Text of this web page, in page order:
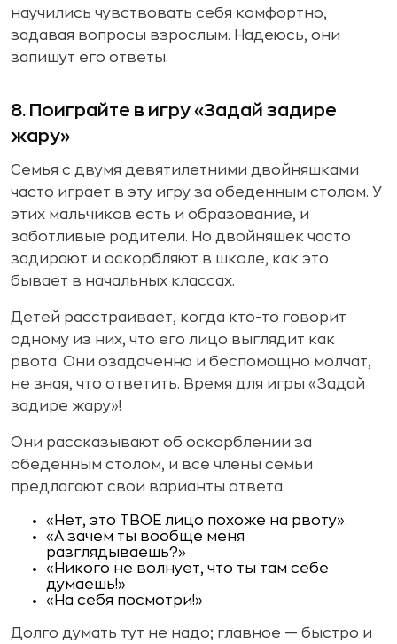
научились чувствовать себя комфортно,
задавая вопросы взрослым. Надеюсь, они
запишут его ответы.
8. Поиграйте в игру «Задай задире
жару»
Семья с двумя девятилетними двойняшками
часто играет в эту игру за обеденным столом. У
этих мальчиков есть и образование, и
заботливые родители. Но двойняшек часто
задирают и оскорбляют в школе, как это
бывает в начальных классах.
Детей расстраивает, когда кто-то говорит
одному из них, что его лицо выглядит как
рвота. Они озадаченно и беспомощно молчат,
не зная, что ответить. Время для игры «Задай
задире жару»!
Они рассказывают об оскорблении за
обеденным столом, и все члены семьи
предлагают свои варианты ответа.
«Нет, это ТВОЕ лицо похоже на рвоту».
«А зачем ты вообще меня
разглядываешь?»
«Никого не волнует, что ты там себе
думаешь!»
«На себя посмотри!»
Долго думать тут не надо; главное — быстро и